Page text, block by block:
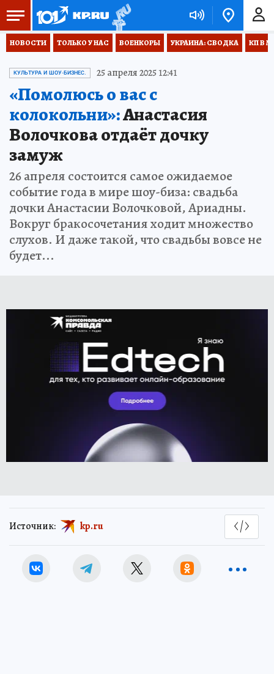
НОВОСТИ ТОЛЬКО У НАС ВОЕНКОРЫ УКРАИНА: СВОДКА КП В
КУЛЬТУРА И ШОУ-БИЗНЕС. 25 апреля 2025 12:41
«Помолюсь о вас с
колокольни»:Анастасия
Волочкова отдаёт дочку
замуж
26 апреля состоится самое ожидаемое
событие года в мире шоу-биза: свадьба
дочки Анастасии Волочковой, Ариадны.
Вокруг бракосочетания ходит множество
слухов. И даже такой, что свадьбы вовсе не
будет...
Источник: kp.ru